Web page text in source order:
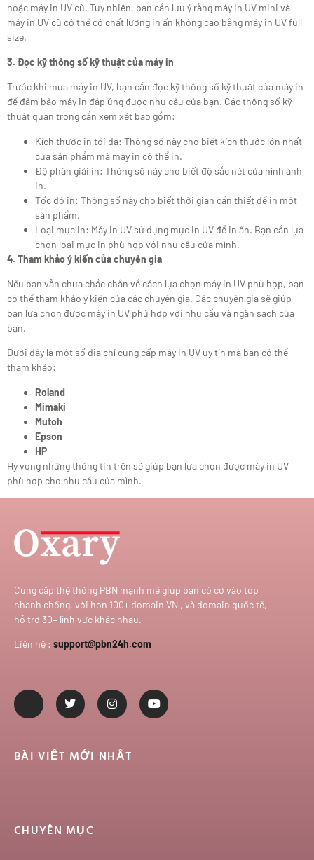
hoặc máy in UV cũ. Tuy nhiên, bạn cần lưu ý rằng máy in UV mini và
máy in UV cũ có thể có chất lượng in ấn không cao bằng máy in UV full
size.
3. Đọc kỹ thông số kỹ thuật của máy in
Trước khi mua máy in UV, bạn cần đọc kỹ thông số kỹ thuật của máy in
để đảm bảo máy in đáp ứng được nhu cầu của bạn. Các thông số kỹ
thuật quan trọng cần xem xét bao gồm:
Kích thước in tối đa: Thông số này cho biết kích thước lớn nhất
của sản phẩm mà máy in có thể in.
Độ phân giải in: Thông số này cho biết độ sắc nét của hình ảnh
in.
Tốc độ in: Thông số này cho biết thời gian cần thiết để in một
sản phẩm.
Loại mực in: Máy in UV sử dụng mực in UV để in ấn. Bạn cần lựa
chọn loại mực in phù hợp với nhu cầu của mình.
4. Tham khảo ý kiến của chuyên gia
Nếu bạn vẫn chưa chắc chắn về cách lựa chọn máy in UV phù hợp, bạn
có thể tham khảo ý kiến của các chuyên gia. Các chuyên gia sẽ giúp
bạn lựa chọn được máy in UV phù hợp với nhu cầu và ngân sách của
bạn.
Dưới đây là một số địa chỉ cung cấp máy in UV uy tín mà bạn có thể
tham khảo:
Roland
Mimaki
Mutoh
Epson
HP
Hy vọng những thông tin trên sẽ giúp bạn lựa chọn được máy in UV
phù hợp cho nhu cầu của mình.
Cung cấp thệ thống PBN mạnh mẽ giúp bạn có cơ vào top
nhanh chống, với hơn 100+ domain VN , và domain quốc tế,
hỗ trợ 30+ lĩnh vực khác nhau.
Liên hệ : support@pbn24h.com
BÀI VIẾT MỚI NHẤT
CHUYÊN MỤC